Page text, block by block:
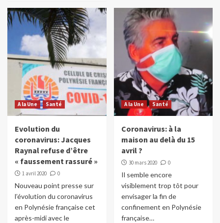
A la Une Santé
Evolution du
coronavirus: Jacques
Raynal refuse d’être
« faussement rassuré »
1 avril 2020 0
Nouveau point presse sur
l’évolution du coronavirus
en Polynésie française cet
après-midi avec le
A la Une Santé
Coronavirus: à la
maison au delà du 15
avril ?
30 mars 2020 0
Il semble encore
visiblement trop tôt pour
envisager la fin de
confinement en Polynésie
française…